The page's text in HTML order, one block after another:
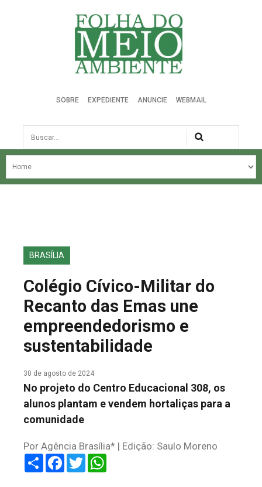
Folha do Meio Ambiente
SOBRE EXPEDIENTE ANUNCIE WEBMAIL
Busca
NOSSA HISTÓRIA
EDIÇÕES ANTERIORES
FALE CONOSCO
BRASÍLIA
Colégio Cívico-Militar do
Recanto das Emas une
empreendedorismo e
sustentabilidade
30 de agosto de 2024
No projeto do Centro Educacional 308, os
alunos plantam e vendem hortaliças para a
comunidade
Por Agência Brasília* | Edição: Saulo Moreno
ShareFacebook
Twitter